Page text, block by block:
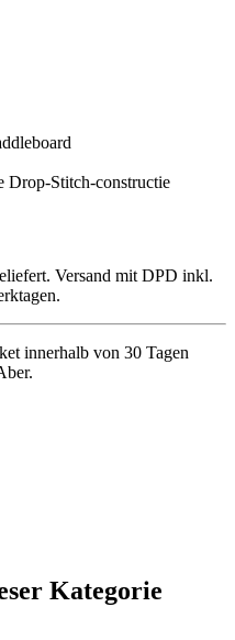
Drop-Stitch-constructie
Versand mit DPD inkl.
innerhalb von 30 Tagen
Kategorie